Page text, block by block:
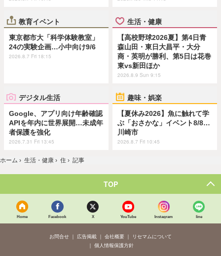
教育イベント
東京都市大「科学体験教室」
24の実験企画…小中向け9/6
2026.8.7 Fri 18:15
生活・健康
【高校野球2026夏】第4日青
森山田・東日大昌平・大分
商・英明が勝利、第5日は花巻
東vs新田ほか
2026.8.9 Sun 9:15
デジタル生活
Google、アプリ向け年齢確認
APIを年内に世界展開…未成年
者保護を強化
2026.7.31 Fri 13:45
趣味・娯楽
【夏休み2026】魚に触れて学
ぶ「おさかな」イベント8/8…
川崎市
2026.8.7 Fri 10:45
ホーム › 生活・健康 › 住 › 記事
TOP
Home Facebook X YouTube Instagram line
お問合せ 広告掲載 会社概要
リセマムについて
個人情報保護方針